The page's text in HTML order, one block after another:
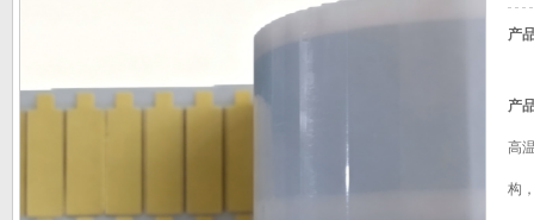
产
产
高
构